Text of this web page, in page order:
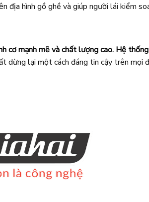
địa hình gồ ghề và giúp người lái kiểm
cơ mạnh mẽ và chất lượng cao. Hệ
dừng lại một cách đáng tin cậy trên mọi